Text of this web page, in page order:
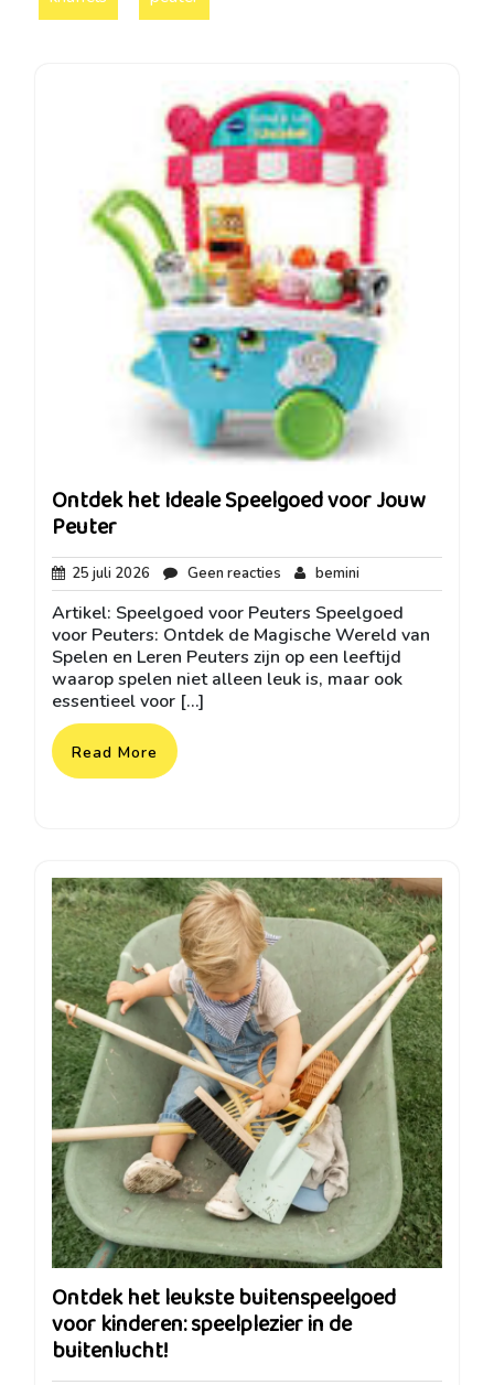
Ontdek het Ideale Speelgoed voor Jouw
Peuter
25 juli 2026 25
juli
2026
Geen reacties Geen
reacties
bemini
Artikel: Speelgoed voor Peuters Speelgoed
voor Peuters: Ontdek de Magische Wereld van
Spelen en Leren Peuters zijn op een leeftijd
waarop spelen niet alleen leuk is, maar ook
essentieel voor […]
Read More
Ontdek het leukste buitenspeelgoed
voor kinderen: speelplezier in de
buitenlucht!